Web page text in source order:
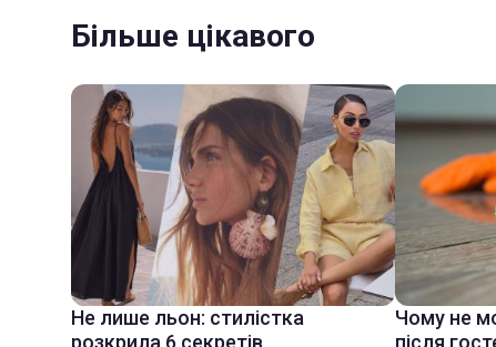
Більше цікавого
Не лише льон: стилістка
розкрила 6 секретів
Чому не
після